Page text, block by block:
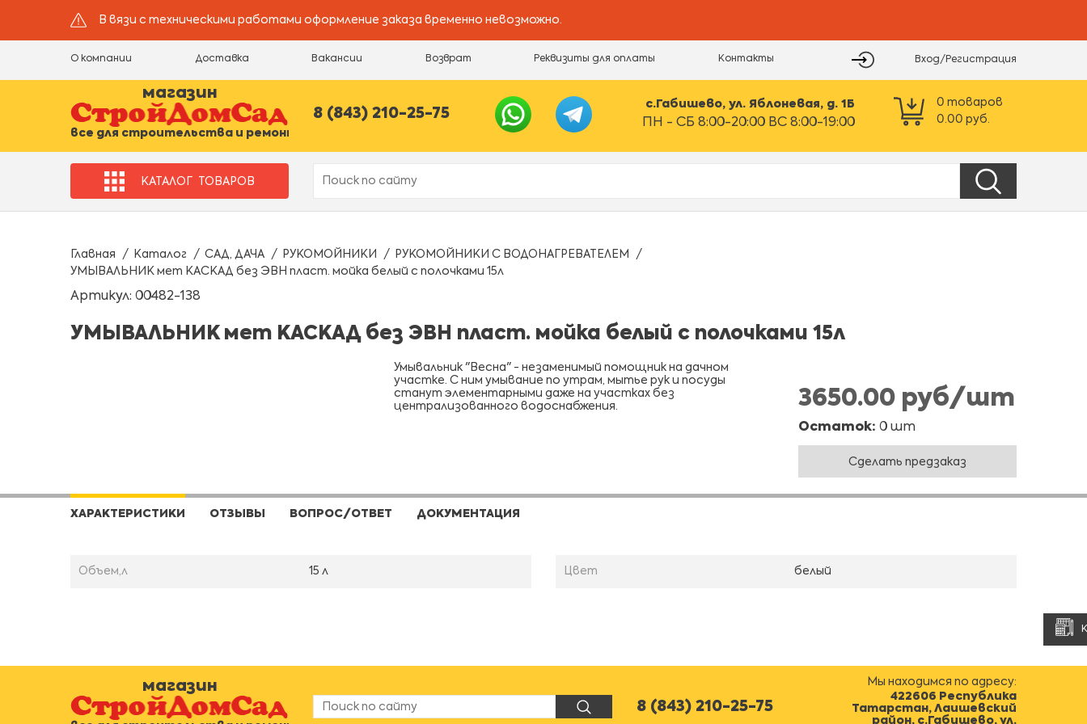
В вязи с техническими работами оформление заказа временно невозможно.
О компании Доставка Вакансии Возврат Реквизиты для оплаты Контакты Вход/Регистрация
магазин
все для строительства и ремонта
8 (843) 210-25-75
с.Габишево, ул. Яблоневая, д. 1Б
ПН - СБ 8:00-20:00 ВС 8:00-19:00
0 товаров
0.00 руб.
КАТАЛОГ ТОВАРОВ
Главная Каталог САД, ДАЧА РУКОМОЙНИКИ
РУКОМОЙНИКИ С ВОДОНАГРЕВАТЕЛЕМ
УМЫВАЛЬНИК мет КАСКАД без ЭВН пласт. мойка белый с полочками 15л
Артикул: 00482-138
УМЫВАЛЬНИК мет КАСКАД без ЭВН пласт. мойка белый с полочками 15л
Умывальник "Весна" - незаменимый помощник на дачном
участке. С ним умывание по утрам, мытье рук и посуды
станут элементарными даже на участках без
централизованного водоснабжения.
3650.00 руб/шт
Остаток: 0 шт
Сделать предзаказ
ХАРАКТЕРИСТИКИ ОТЗЫВЫ ВОПРОС/ОТВЕТ ДОКУМЕНТАЦИЯ
Объем,л 15 л Цвет белый
магазин
8 (843) 210-25-75
Мы находимся по адресу:
422606 Республика
Татарстан, Лаишевский
район, с.Габишево, ул.